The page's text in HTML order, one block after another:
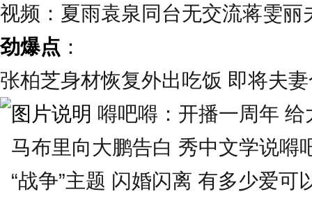
视频：夏雨袁泉同台无交流蒋雯丽
劲爆点 ：
张柏芝身材恢复外出吃饭 即将夫
嘚吧嘚：开播一周年 给
马布里向大鹏告白 秀中文学说嘚
“战争”主题 闪婚闪离 有多少爱可